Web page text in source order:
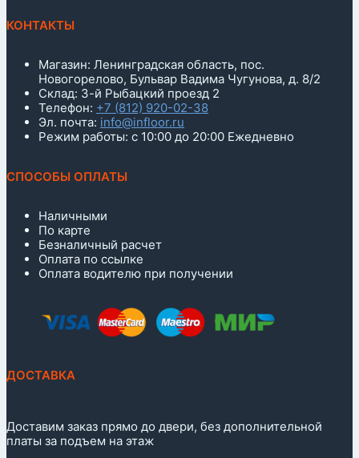
КОНТАКТЫ
Магазин: Ленинградская область, пос.
Новогорелово, Бульвар Вадима Чугунова, д. 8/2
Склад: 3-й Рыбацкий проезд 2
Телефон: +7 (812) 920-02-38
Эл. почта: info@infloor.ru
Режим работы: с 10:00 до 20:00 Ежедневно
СПОСОБЫ ОПЛАТЫ
Наличными
По карте
Безналичный расчет
Оплата по ссылке
Оплата водителю при получении
ДОСТАВКА
Доставим заказ прямо до двери, без дополнительной
платы за подъем на этаж